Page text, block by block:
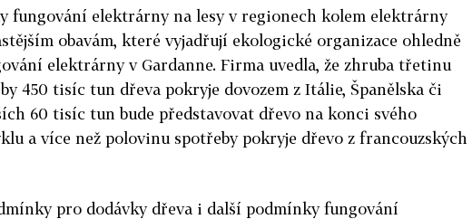
fungování elektrárny na lesy v regionech kolem elektrárny
obavám, které vyjadřují ekologické organizace ohledně
elektrárny v Gardanne. Firma uvedla, že zhruba třetinu
450 tisíc tun dřeva pokryje dovozem z Itálie, Španělska či
60 tisíc tun bude představovat dřevo na konci svého
a více než polovinu spotřeby pokryje dřevo z francouzských
pro dodávky dřeva i další podmínky fungování